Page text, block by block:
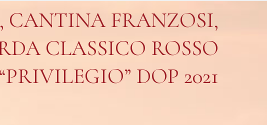
CANTINA FRANZOSI,
CLASSICO ROSSO
DOP 2021